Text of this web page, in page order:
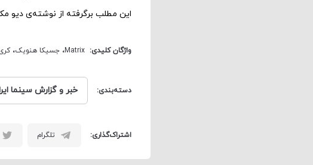
این مطلب برگرفته از نوشته‌ی دیو
واژگان کلیدی: Matrix، جسیکا هنویک،
دسته‌بندی: خبر و گزارش سینما
اشتراک‌گذاری: تلگرام